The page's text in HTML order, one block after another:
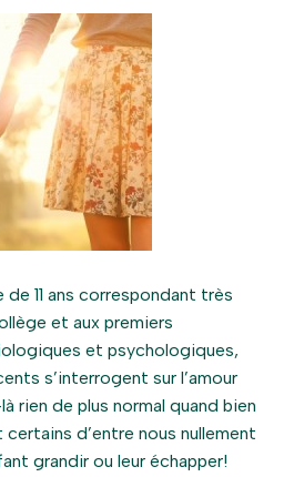
de 11 ans correspondant très
et aux premiers
et psychologiques,
s’interrogent sur l’amour
rien de plus normal quand bien
d’entre nous nullement
grandir ou leur échapper!